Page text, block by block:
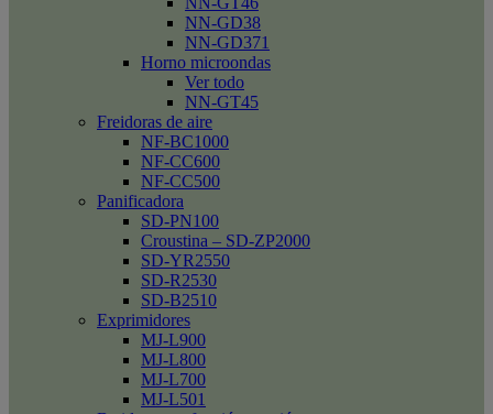
NN-GD38
NN-GD371
Horno microondas
Ver todo
NN-GT45
Freidoras de aire
NF-BC1000
NF-CC600
NF-CC500
Panificadora
SD-PN100
Croustina – SD-ZP2000
SD-YR2550
SD-R2530
SD-B2510
Exprimidores
MJ-L900
MJ-L800
MJ-L700
MJ-L501